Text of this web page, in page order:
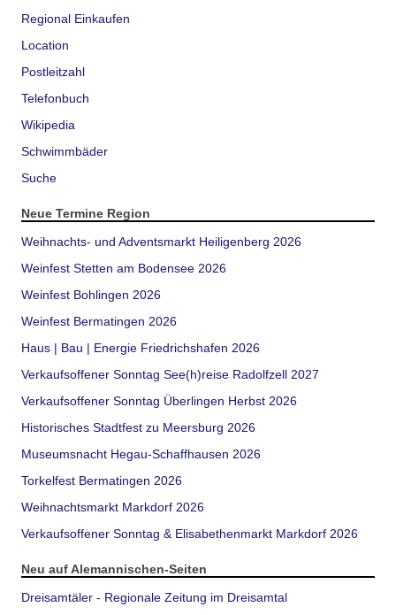
Regional Einkaufen
Location
Postleitzahl
Telefonbuch
Wikipedia
Schwimmbäder
Suche
Neue Termine Region
Weihnachts- und Adventsmarkt Heiligenberg 2026
Weinfest Stetten am Bodensee 2026
Weinfest Bohlingen 2026
Weinfest Bermatingen 2026
Haus | Bau | Energie Friedrichshafen 2026
Verkaufsoffener Sonntag See(h)reise Radolfzell 2027
Verkaufsoffener Sonntag Überlingen Herbst 2026
Historisches Stadtfest zu Meersburg 2026
Museumsnacht Hegau-Schaffhausen 2026
Torkelfest Bermatingen 2026
Weihnachtsmarkt Markdorf 2026
Verkaufsoffener Sonntag & Elisabethenmarkt Markdorf 2026
Neu auf Alemannischen-Seiten
Dreisamtäler - Regionale Zeitung im Dreisamtal